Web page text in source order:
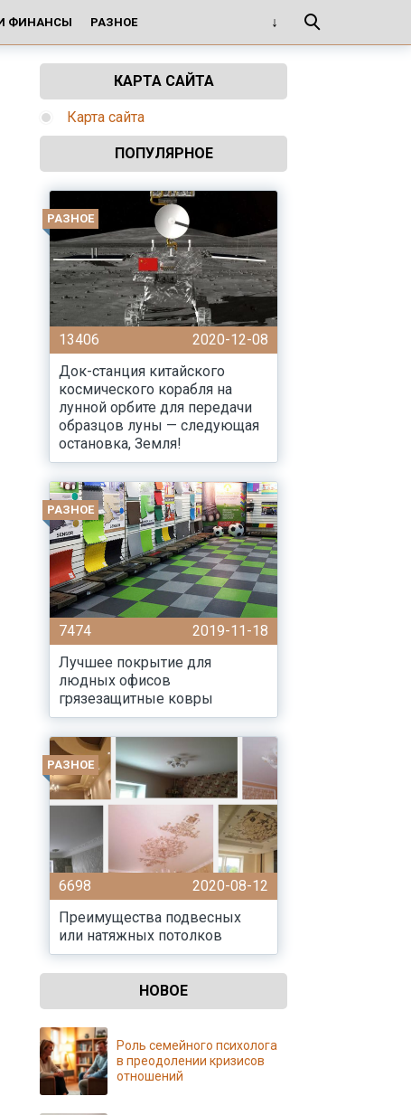
ФИНАНСЫ РАЗНОЕ
КАРТА САЙТА
Карта сайта
ПОПУЛЯРНОЕ
РАЗНОЕ
13406
2020-12-08
Док-станция китайского
космического корабля на
лунной орбите для передачи
образцов луны — следующая
остановка, Земля!
РАЗНОЕ
7474
2019-11-18
Лучшее покрытие для
людных офисов
грязезащитные ковры
РАЗНОЕ
6698
2020-08-12
Преимущества подвесных
или натяжных потолков
НОВОЕ
Роль семейного психолога
в преодолении кризисов
отношений